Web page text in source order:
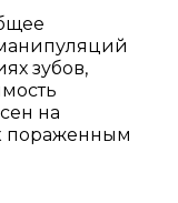
зубов,
на
пораженным